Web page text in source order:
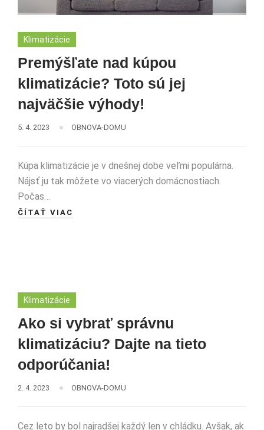
Klimatizácie
Premýšľate nad kúpou
klimatizácie? Toto sú jej
najväčšie výhody!
5. 4. 2023 OBNOVA-DOMU
Kúpa klimatizácie je v dnešnej dobe veľmi populárna.
Nájsť ju tak môžete vo viacerých domácnostiach.
Počas…
ČÍTAŤ VIAC
Klimatizácie
Ako si vybrať správnu
klimatizáciu? Dajte na tieto
odporúčania!
2. 4. 2023 OBNOVA-DOMU
Cez leto by bol najradšej každý len v chládku. Avšak, ak